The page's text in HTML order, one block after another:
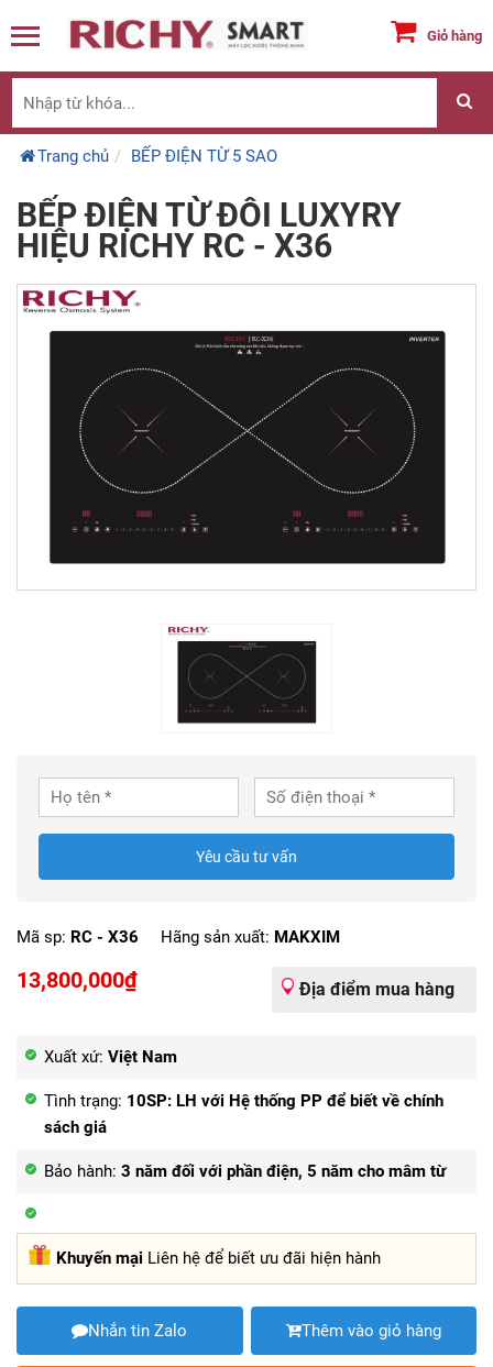
Giỏ hàng
Trang chủ BẾP ĐIỆN TỪ 5 SAO
BẾP ĐIỆN TỪ ĐÔI LUXYRY
HIỆU RICHY RC - X36
Yêu cầu tư vấn
Mã sp: RC - X36 Hãng sản xuất: MAKXIM
13,800,000₫ Địa điểm mua hàng
Xuất xứ: Việt Nam
Tình trạng: 10SP: LH với Hệ thống PP để biết về chính
sách giá
Bảo hành: 3 năm đối với phần điện, 5 năm cho mâm từ
Khuyến mại Liên hệ để biết ưu đãi hiện hành
Nhắn tin Zalo Thêm vào giỏ hàng